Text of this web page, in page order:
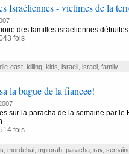
Israéliennes - victimes de la
des familles israeliennes
fois
east, killing, kids israeli, israel, family
la bague de la fiancee!
sur la paracha de la semaine par le
fois
mordehai, mptorah, paracha, rav,